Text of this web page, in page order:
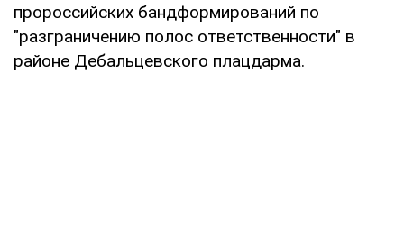
пророссийских бандформирований по
"разграничению полос ответственности" в
районе Дебальцевского плацдарма.